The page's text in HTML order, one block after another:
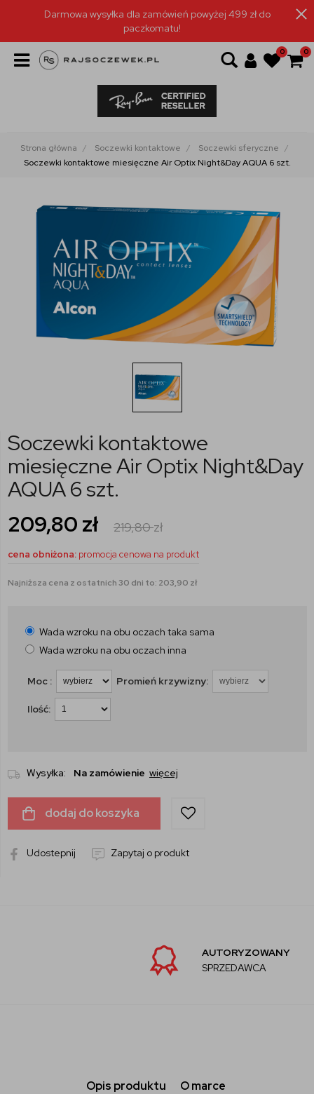
Darmowa wysyłka dla zamówień powyżej 499 zł do
paczkomatu!
0 0
Strona główna Soczewki kontaktowe
Soczewki sferyczne
Soczewki kontaktowe miesięczne Air Optix Night&Day AQUA 6 szt.
Soczewki kontaktowe
miesięczne Air Optix Night&Day
AQUA 6 szt.
209,80 zł 219,80zł
cena obniżona: promocja cenowa na produkt
Najniższa cena z ostatnich 30 dni to: 203,90 zł
Wada wzroku na obu oczach taka sama
Wada wzroku na obu oczach inna
Moc : Promień krzywizny:
Ilość:
Wysyłka: Na zamówienie więcej
dodaj do koszyka
Udostepnij Zapytaj o produkt
AUTORYZOWANY
SPRZEDAWCA
Opis produktu O marce